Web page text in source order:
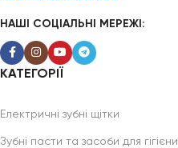
НАШІ СОЦІАЛЬНІ МЕРЕЖІ:
КАТЕГОРІЇ
Електричні зубні щітки
Зубні пасти та засоби для